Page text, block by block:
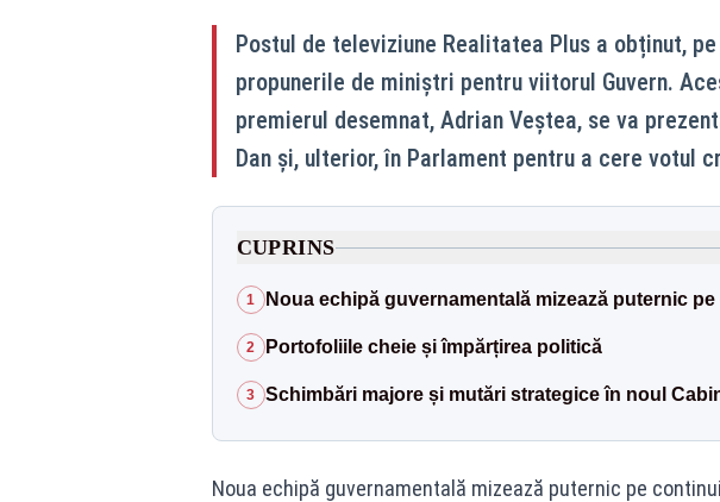
Postul de televiziune Realitatea Plus a obținut,
propunerile de miniștri pentru viitorul Guvern.
premierul desemnat, Adrian Veștea, se va
Dan și, ulterior, în Parlament pentru a cere votul
CUPRINS
1 Noua echipă guvernamentală mizează puternic
2 Portofoliile cheie și împărțirea politică
3 Schimbări majore și mutări strategice în noul
Noua echipă guvernamentală mizează puternic pe